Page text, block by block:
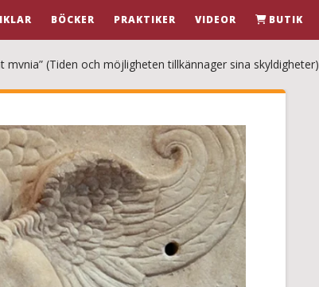
BÖCKER PRAKTIKER VIDEOR BUTIK
mvnia” (Tiden och möjligheten tillkännager sina skyldigheter)